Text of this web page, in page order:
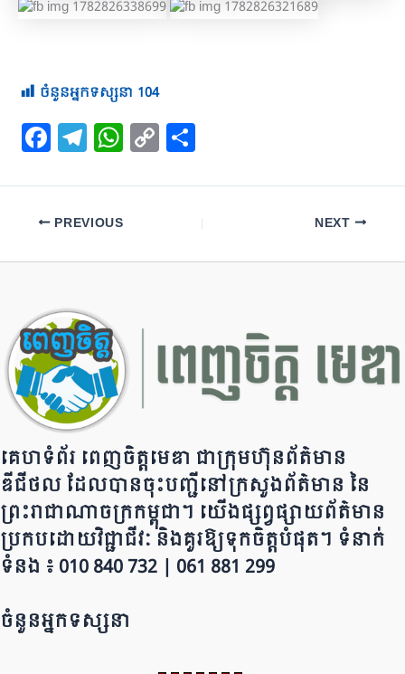
ចំនួនអ្នកទស្សនា 104
F
a
c
e
b
o
k
T
el
e
gr
a
W
h
at
A
C
o
p
Li
ar
e
PREVIOUS NEXT
គេហទំព័រ ពេញចិត្តមេឌា ជា​ក្រុ​​​​​ម​​​ហ៊ុន​ព័ត៌មាន​
ឌីជីថល ដែ​លបា​ន​​ចុះបញ្ជីនៅក្រសួងព័ត៌មាន នៃ​​​​
ព្រះរាជាណាចក្រ​ក​ម្ពុជា។ យើ​ង​​​​​ផ្សព្វផ្សាយព័​ត៌​មា​​​​ន
ប្រក​ប​ដោ​​​​​​យ​វិជ្ជាជីវៈ និ​ងគួរ​ឱ្យ​ទុកចិត្ត​បំ​ផុត។ ទំនាក់
ទំនង ៖ 010 840 732 | 0​​​​​61 881 299
ចំនួនអ្នកទស្សនា